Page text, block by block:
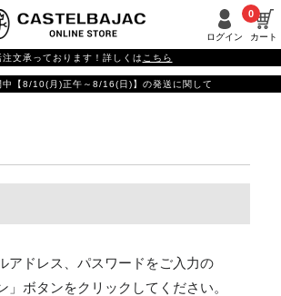
ログイン カート
0
注文承っております！詳しくは こちら
中【8/10(月)正午～8/16(日)】の発送に関して
アドレス、パスワードをご入力の
」ボタンをクリックしてください。